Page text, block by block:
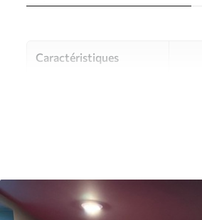
Caractéristiques
Article du produit